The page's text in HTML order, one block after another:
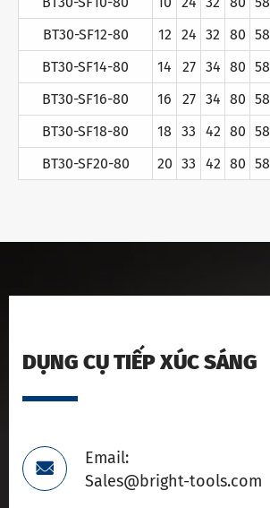
BT30-SF12-80
12 24 32 80 58
BT30-SF14-80
14 27 34 80 58
BT30-SF16-80
16 27 34 80 58
BT30-SF18-80
18 33 42 80 58
BT30-SF20-80
20 33 42 80 58
DỤNG CỤ TIẾP XÚC SÁNG

Email:
Sales@bright-tools.com